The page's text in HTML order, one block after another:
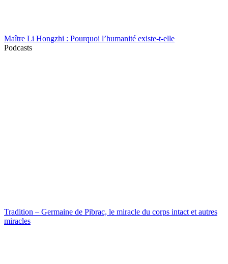
Maître Li Hongzhi : Pourquoi l’humanité existe-t-elle
Podcasts
Tradition – Germaine de Pibrac, le miracle du corps intact et autres
miracles